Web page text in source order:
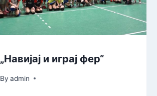
„Навијај и играј фер“
By admin